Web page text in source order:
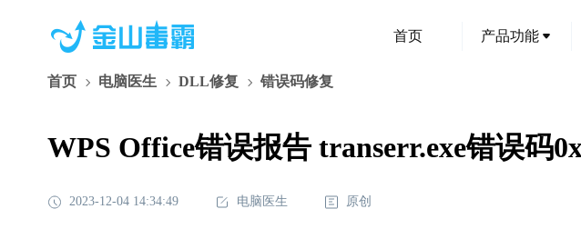
首页 产品功能
首页 电脑医生 DLL修复 错误码修复
WPS Office错误报告 transerr.exe错误码
2023-12-04 14:34:49 电脑医生 原创